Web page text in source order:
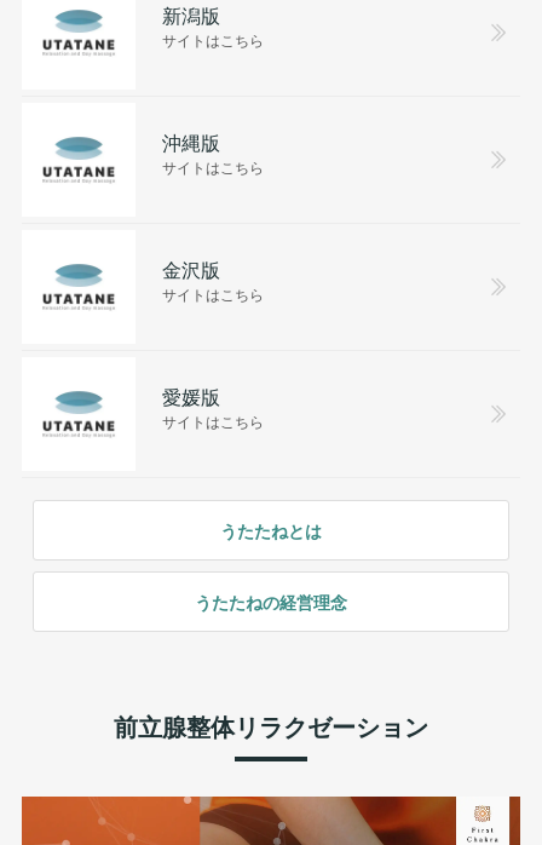
新潟版
サイトはこちら
沖縄版
サイトはこちら
金沢版
サイトはこちら
愛媛版
サイトはこちら
うたたねとは
うたたねの経営理念
前立腺整体リラクゼーション